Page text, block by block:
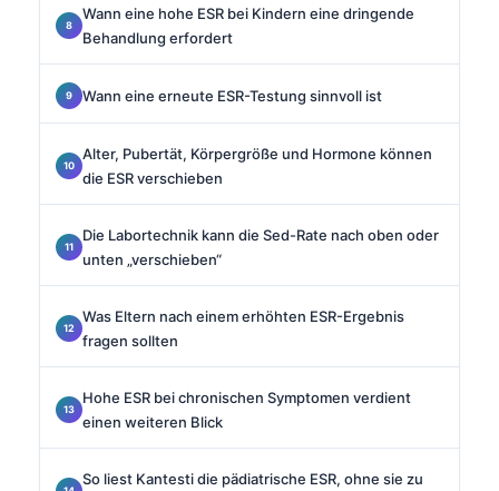
Wann eine hohe ESR bei Kindern eine dringende
Behandlung erfordert
Wann eine erneute ESR-Testung sinnvoll ist
Alter, Pubertät, Körpergröße und Hormone können
die ESR verschieben
Die Labortechnik kann die Sed-Rate nach oben oder
unten „verschieben“
Was Eltern nach einem erhöhten ESR-Ergebnis
fragen sollten
Hohe ESR bei chronischen Symptomen verdient
einen weiteren Blick
So liest Kantesti die pädiatrische ESR, ohne sie zu